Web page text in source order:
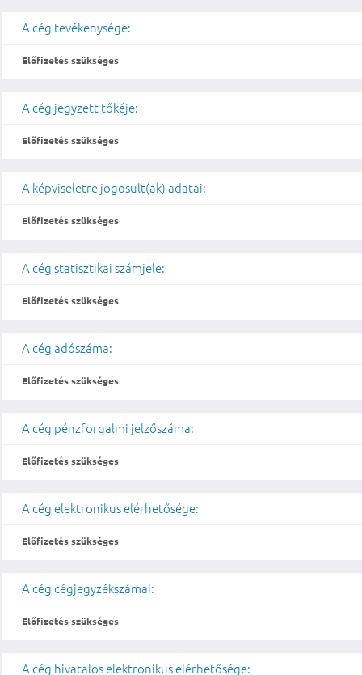
A cég tevékenysége:
Előfizetés szükséges
A cég jegyzett tőkéje:
Előfizetés szükséges
A képviseletre jogosult(ak) adatai:
Előfizetés szükséges
A cég statisztikai számjele:
Előfizetés szükséges
A cég adószáma:
Előfizetés szükséges
A cég pénzforgalmi jelzőszáma:
Előfizetés szükséges
A cég elektronikus elérhetősége:
Előfizetés szükséges
A cég cégjegyzékszámai:
Előfizetés szükséges
A cég hivatalos elektronikus elérhetősége: